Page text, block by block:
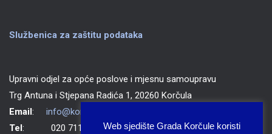
Službenica za zaštitu podataka
Upravni odjel za opće poslove i mjesnu samoupravu
Trg Antuna i Stjepana Radića 1, 20260 Korčula
Email: info@korcula.hr
Tel: 020 711 150
Web sjedište Grada Korčule koristi